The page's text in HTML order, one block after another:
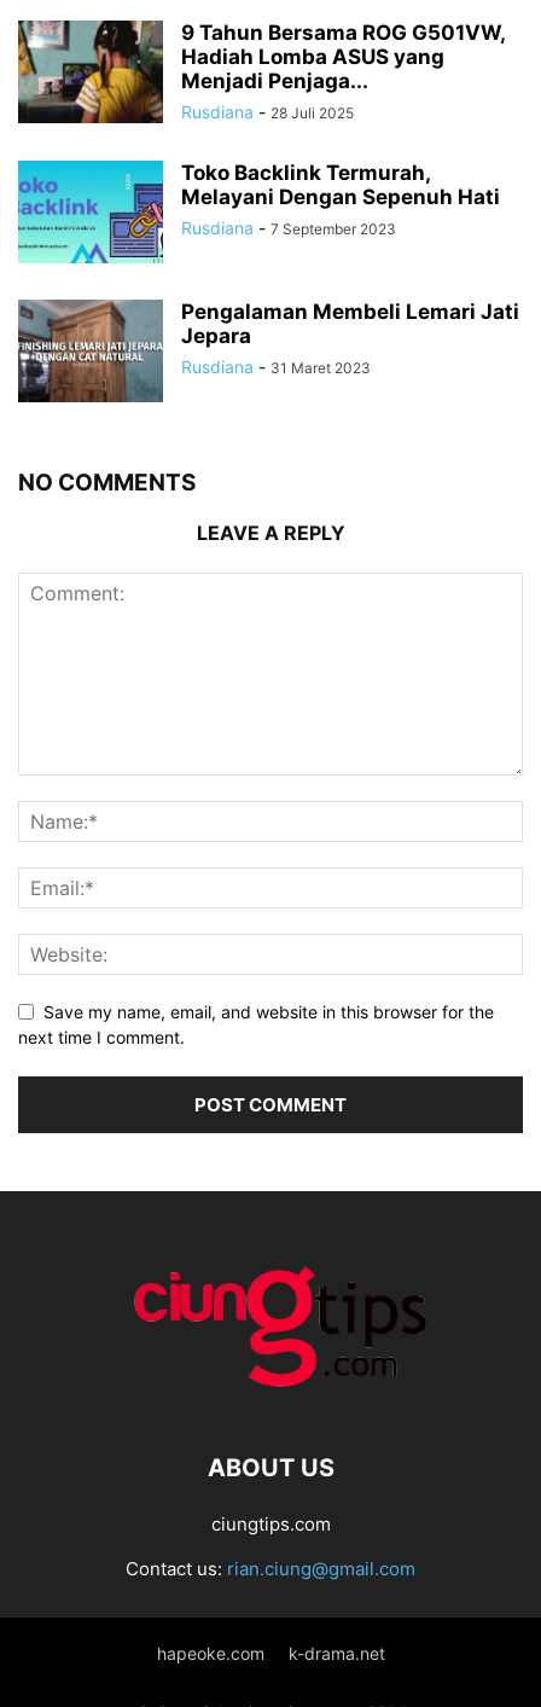
9 Tahun Bersama ROG G501VW,
Hadiah Lomba ASUS yang
Menjadi Penjaga...
Rusdiana - 28 Juli 2025
Toko Backlink Termurah,
Melayani Dengan Sepenuh Hati
Rusdiana - 7 September 2023
Pengalaman Membeli Lemari Jati
Jepara
Rusdiana - 31 Maret 2023
NO COMMENTS
LEAVE A REPLY
Save my name, email, and website in this browser for the
next time I comment.
ABOUT US
ciungtips.com
Contact us: rian.ciung@gmail.com
hapeoke.com k-drama.net